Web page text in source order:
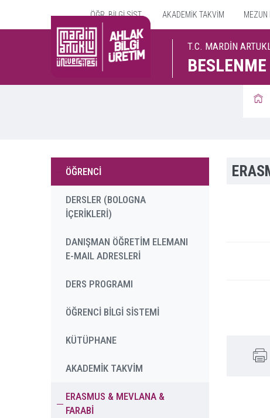
ÖĞR. BİLGİ SİST. AKADEMİK TAKVİM MEZUN
T.C. MARDİN
ÖĞRENCİ
DERSLER (BOLOGNA
İÇERİKLERİ)
DANIŞMAN ÖĞRETİM ELEMANI
E-MAIL ADRESLERİ
DERS PROGRAMI
ÖĞRENCİ BİLGİ SİSTEMİ
KÜTÜPHANE
AKADEMİK TAKVİM
ERASMUS & MEVLANA &
FARABİ